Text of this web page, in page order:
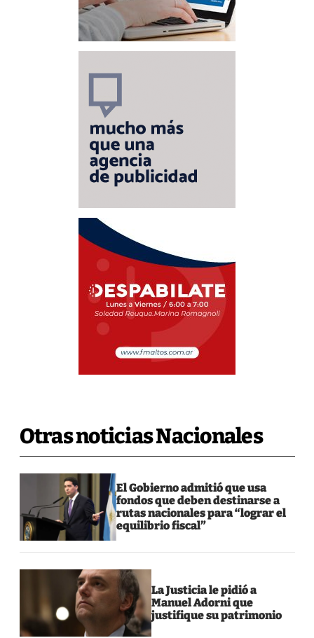
Otras noticias Nacionales
El Gobierno admitió que usa
fondos que deben destinarse a
rutas nacionales para “lograr el
equilibrio fiscal”
La Justicia le pidió a
Manuel Adorni que
justifique su patrimonio